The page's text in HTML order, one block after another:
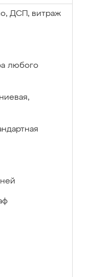
ДСП, витраж
любого